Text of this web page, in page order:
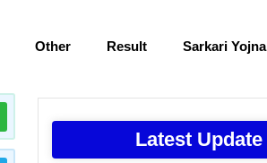
Other Result Sarkari Yojna
Latest Update